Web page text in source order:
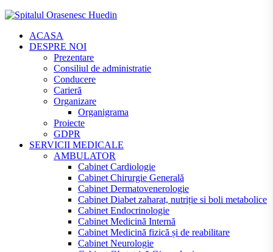
ACASA
DESPRE NOI
Prezentare
Consiliul de administratie
Conducere
Carieră
Organizare
Organigrama
Proiecte
GDPR
SERVICII MEDICALE
AMBULATOR
Cabinet Cardiologie
Cabinet Chirurgie Generală
Cabinet Dermatovenerologie
Cabinet Diabet zaharat, nutriție si boli metabolice
Cabinet Endocrinologie
Cabinet Medicină Internă
Cabinet Medicină fizică și de reabilitare
Cabinet Neurologie